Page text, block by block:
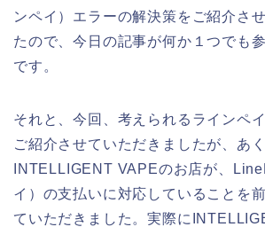
ンペイ）エラーの解決策をご紹介さ
たので、今日の記事が何か１つでも
です。
それと、今回、考えられるラインペ
ご紹介させていただきましたが、あ
INTELLIGENT VAPEのお店が、
イ）の支払いに対応していることを
ていただきました。実際に